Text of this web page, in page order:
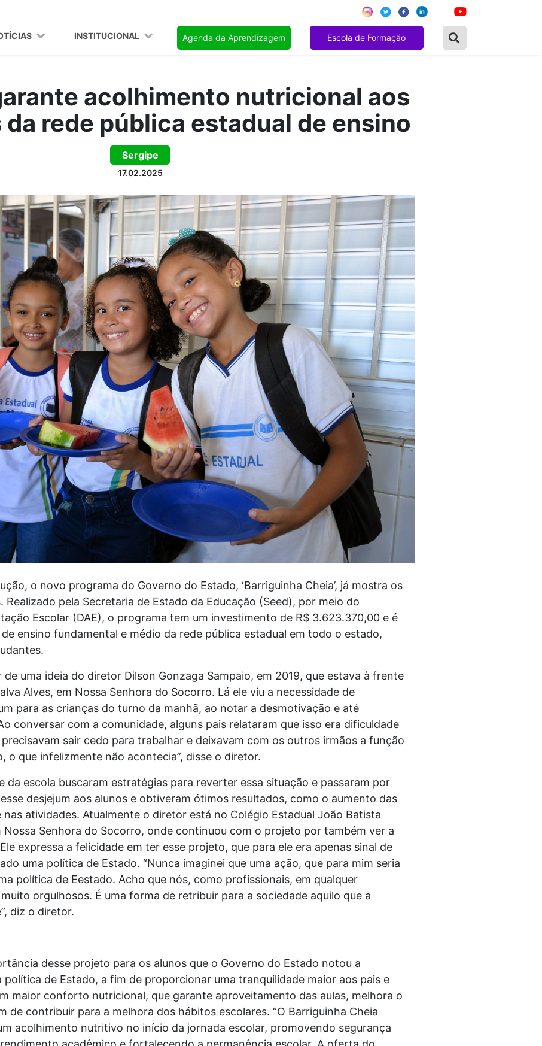
INSTITUCIONAL Agenda da Aprendizagem Escola de Formação
acolhimento nutricional aos
rede pública estadual de ensino
Sergipe
17.02.2025
o novo programa do Governo do Estado, ‘Barriguinha Cheia’, já mostra os
Realizado pela Secretaria de Estado da Educação (Seed), por meio do
Escolar (DAE), o programa tem um investimento de R$ 3.623.370,00 e é
ensino fundamental e médio da rede pública estadual em todo o estado,
uma ideia do diretor Dilson Gonzaga Sampaio, em 2019, que estava à frente
Alves, em Nossa Senhora do Socorro. Lá ele viu a necessidade de
para as crianças do turno da manhã, ao notar a desmotivação e até
conversar com a comunidade, alguns pais relataram que isso era dificuldade
sair cedo para trabalhar e deixavam com os outros irmãos a função
o que infelizmente não acontecia”, disse o diretor.
da escola buscaram estratégias para reverter essa situação e passaram por
desjejum aos alunos e obtiveram ótimos resultados, como o aumento das
nas atividades. Atualmente o diretor está no Colégio Estadual João Batista
Senhora do Socorro, onde continuou com o projeto por também ver a
expressa a felicidade em ter esse projeto, que para ele era apenas sinal de
uma política de Estado. “Nunca imaginei que uma ação, que para mim seria
política de Eestado. Acho que nós, como profissionais, em qualquer
orgulhosos. É uma forma de retribuir para a sociedade aquilo que a
diz o diretor.
desse projeto para os alunos que o Governo do Estado notou a
de Estado, a fim de proporcionar uma tranquilidade maior aos pais e
maior conforto nutricional, que garante aproveitamento das aulas, melhora o
de contribuir para a melhora dos hábitos escolares. “O Barriguinha Cheia
acolhimento nutritivo no início da jornada escolar, promovendo segurança